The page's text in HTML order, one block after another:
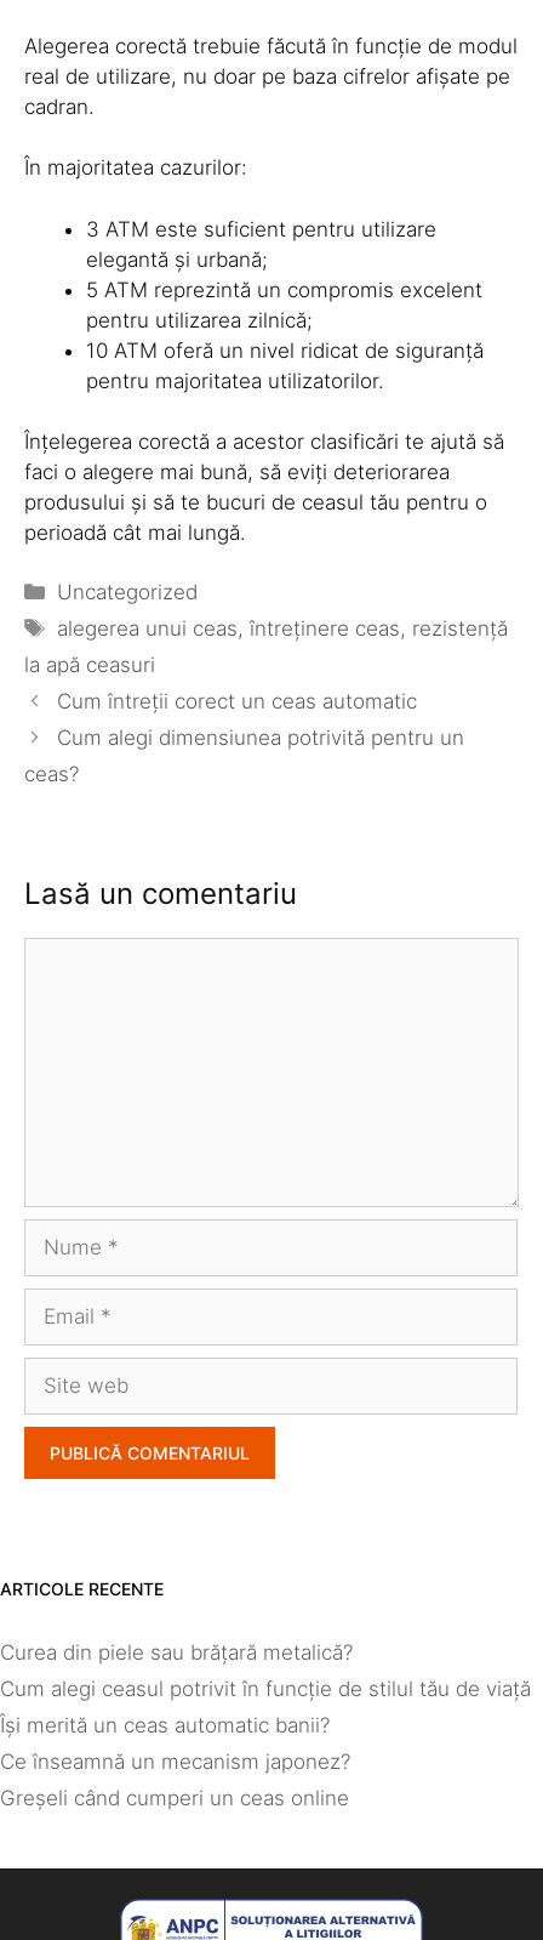
Alegerea corectă trebuie făcută în funcție de modul
real de utilizare, nu doar pe baza cifrelor afișate pe
cadran.
În majoritatea cazurilor:
3 ATM este suficient pentru utilizare
elegantă și urbană;
5 ATM reprezintă un compromis excelent
pentru utilizarea zilnică;
10 ATM oferă un nivel ridicat de siguranță
pentru majoritatea utilizatorilor.
Înțelegerea corectă a acestor clasificări te ajută să
faci o alegere mai bună, să eviți deteriorarea
produsului și să te bucuri de ceasul tău pentru o
perioadă cât mai lungă.
Categorii
Uncategorized
Etichete
alegerea unui ceas,întreținere ceas, rezistență
la apă ceasuri
Cum întreții corect un ceas automatic
Cum alegi dimensiunea potrivită pentru un
ceas?
Lasă un comentariu
web
ARTICOLE RECENTE
Curea din piele sau brățară metalică?
Cum alegi ceasul potrivit în funcție de stilul tău de viață
Își merită un ceas automatic banii?
Ce înseamnă un mecanism japonez?
Greșeli când cumperi un ceas online